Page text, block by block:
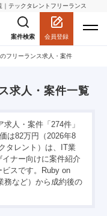
テックタレントフリーランス
案件検索 会員登録
フリーランス求人・案件
求人・案件一覧
人・案件「274件」
は82万円（2026年8
タレント）は、IT業
ナー向けに案件紹介
スです。Ruby on
務など）から成約後の